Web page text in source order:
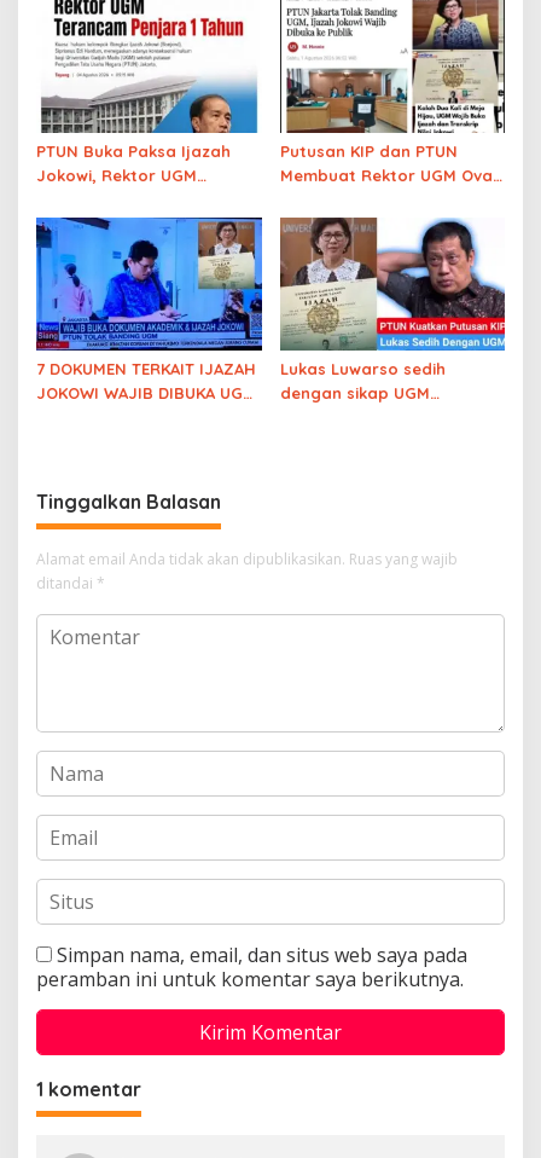
Jokowi) Asli
PTUN Buka Paksa Ijazah
Jokowi, Rektor UGM
Putusan KIP dan PTUN
Membuat Rektor UGM Ova
Legitimasi Untuk Tetap
Menutupi Ijazah Jokowi
7 DOKUMEN TERKAIT IJAZAH
JOKOWI WAJIB DIBUKA UGM
Lukas Luwarso sedih
dengan sikap UGM
Tinggalkan Balasan
Alamat email Anda tidak akan dipublikasikan. Ruas yang wajib
ditandai *
Simpan nama, email, dan situs web saya pada
peramban ini untuk komentar saya berikutnya.
1 komentar